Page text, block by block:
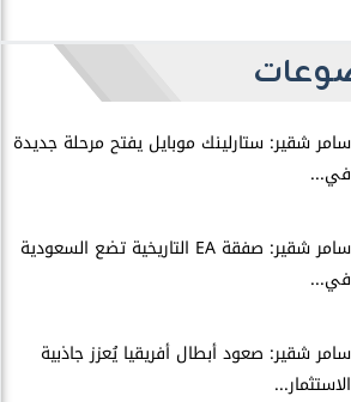
سامر شقير: ستارلينك موبايل يفتح مرحلة جديدة
في...
سامر شقير: صفقة EA التاريخية تضع السعودية
في...
سامر شقير: صعود أبطال أفريقيا يُعزز جاذبية
الاستثمار...